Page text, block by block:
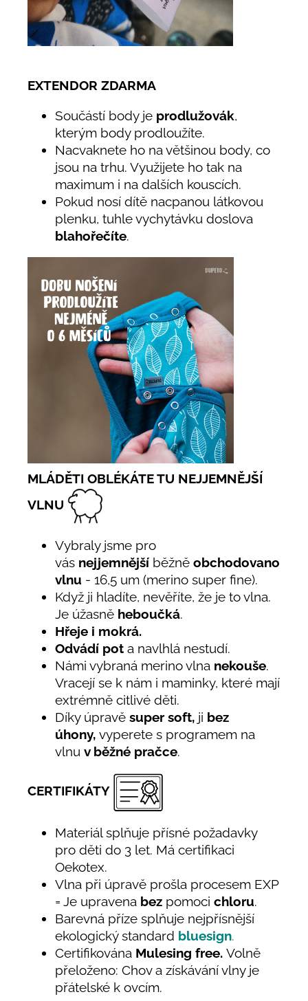
EXTENDOR ZDARMA
Součástí body je prodlužovák,
kterým body prodloužíte.
Nacvaknete ho na většinou body, co
jsou na trhu. Využijete ho tak na
maximum i na dalších kouscích.
Pokud nosí dítě nacpanou látkovou
plenku, tuhle vychytávku doslova
blahořečíte.
MLÁDĚTI OBLÉKÁTE TU NEJJEMNĚJŠÍ
VLNU
Vybraly jsme pro
vás nejjemnější běžně obchodovanou
vlnu - 16,5 um (merino super fine).
Když ji hladíte, nevěříte, že je to vlna.
Je úžasně heboučká.
Hřeje i mokrá.
Odvádí pot a navlhlá nestudí.
Námi vybraná merino vlna nekouše.
Vracejí se k nám i maminky, které mají
extrémně citlivé děti.
Díky úpravě super soft, ji bez
úhony, vyperete s programem na
vlnu v běžné pračce.
CERTIFIKÁTY
Materiál splňuje přísné požadavky
pro děti do 3 let. Má certifikaci
Oekotex.
Vlna při úpravě prošla procesem EXP
= Je upravena bez pomoci chloru.
Barevná příze splňuje nejpřísnější
ekologický standard bluesign.
Certifikována Mulesing free. Volně
přeloženo: Chov a získávání vlny je
přátelské k ovcím.